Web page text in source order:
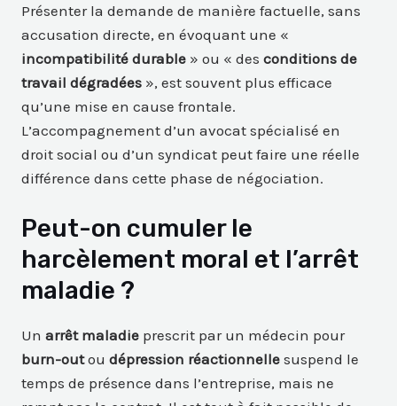
Présenter la demande de manière factuelle, sans
accusation directe, en évoquant une «
incompatibilité durable » ou « des conditions de
travail dégradées », est souvent plus efficace
qu’une mise en cause frontale.
L’accompagnement d’un avocat spécialisé en
droit social ou d’un syndicat peut faire une réelle
différence dans cette phase de négociation.
Peut-on cumuler le
harcèlement moral et l’arrêt
maladie ?
Unarrêt maladie prescrit par un médecin pour
burn-outoudépression réactionnelle suspend le
temps de présence dans l’entreprise, mais ne